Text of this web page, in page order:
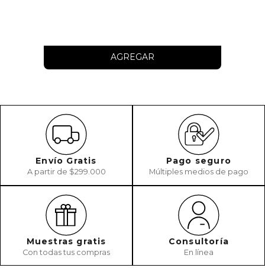
AGREGAR
Envío Gratis
A partir de $299.000
Pago seguro
Múltiples medios de pago
Muestras gratis
Con todas tus compras
Consultoría
En línea